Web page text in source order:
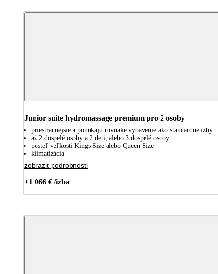
Junior suite hydromassage premium pro 2 osoby
priestrannejšie a ponúkajú rovnaké vybavenie ako štandardné izby
až 2 dospelé osoby a 2 deti, alebo 3 dospelé osoby
posteľ veľkosti Kings Size alebo Queen Size
klimatizácia
zobraziť podrobnosti
+1 066 € /izba